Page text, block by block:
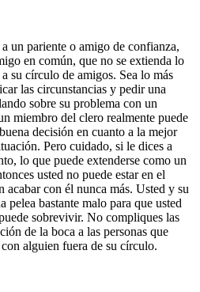
un pariente o amigo de confianza,
en común, que no se extienda lo
su círculo de amigos. Sea lo más
las circunstancias y pedir una
sobre su problema con un
miembro del clero realmente puede
decisión en cuanto a la mejor
Pero cuidado, si le dices a
lo que puede extenderse como un
usted no puede estar en el
acabar con él nunca más. Usted y su
pelea bastante malo para que usted
sobrevivir. No compliques las
de la boca a las personas que
alguien fuera de su círculo.